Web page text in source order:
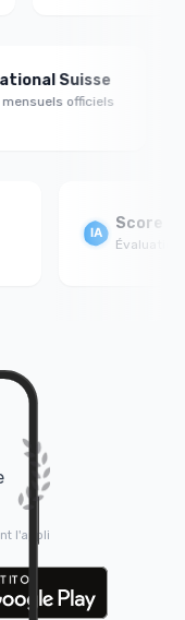
Suisse
mensuels officiels
Score
Évaluation
l'appli